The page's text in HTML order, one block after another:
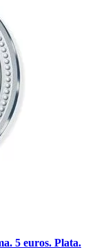
5 euros. Plata.